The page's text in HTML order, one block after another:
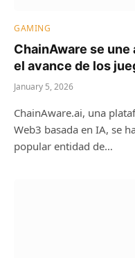
GAMING
ChainAware se une
el avance de los
January 5, 2026
ChainAware.ai, una
Web3 basada en IA, se
popular entidad de…